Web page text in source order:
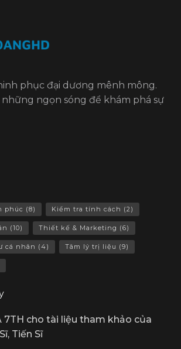
phục đại dương mênh mông.
ngọn sóng để khám phá sự
phúc (8) Kiểm tra tính cách (2)
(10) Thiết kế & Marketing (6)
cá nhân (4) Tâm lý trị liệu (9)
7TH cho tài liệu tham khảo của
Tiến Sĩ